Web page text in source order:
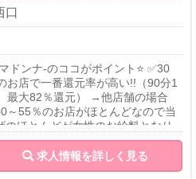
口
ドンナ-のココがポイント⭐ ✅30
お店で一番還元率が高い!!（90分1
大82％還元） →他店舗の場合
～55％のお店がほとんどなので当
のほとんどが女性のお給料となり
0円 →お店によってはルーム使用料
円～3,000円ほどお給料から引
ありますが、当店では稼いだ分す
求人情報を詳しく見る